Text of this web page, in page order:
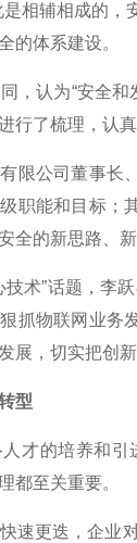
辅相成的，安
的体系建设。
认为“安全和
行了梳理，认
公司董事长、
职能和目标；
全的新思路、
”话题，李跃
抓物联网业务
展，切实把创
型
的培养和引
都至关重要。
更迭，企业对